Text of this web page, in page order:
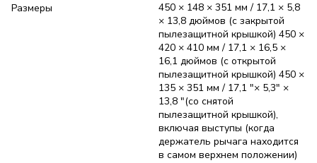
Размеры
450 × 148 × 351 мм / 17,1 × 5,8
× 13,8 дюймов (с закрытой
пылезащитной крышкой) 450 ×
420 × 410 мм / 17,1 × 16,5 ×
16,1 дюймов (с открытой
пылезащитной крышкой) 450 ×
135 × 351 мм / 17,1 "× 5,3" ×
13,8 "(со снятой
пылезащитной крышкой),
включая выступы (когда
держатель рычага находится
в самом верхнем положении)